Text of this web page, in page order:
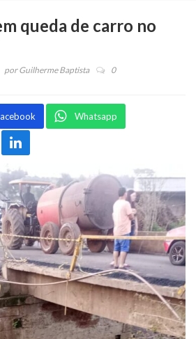
queda de carro no
porGuilherme Baptista 0
Whatsapp